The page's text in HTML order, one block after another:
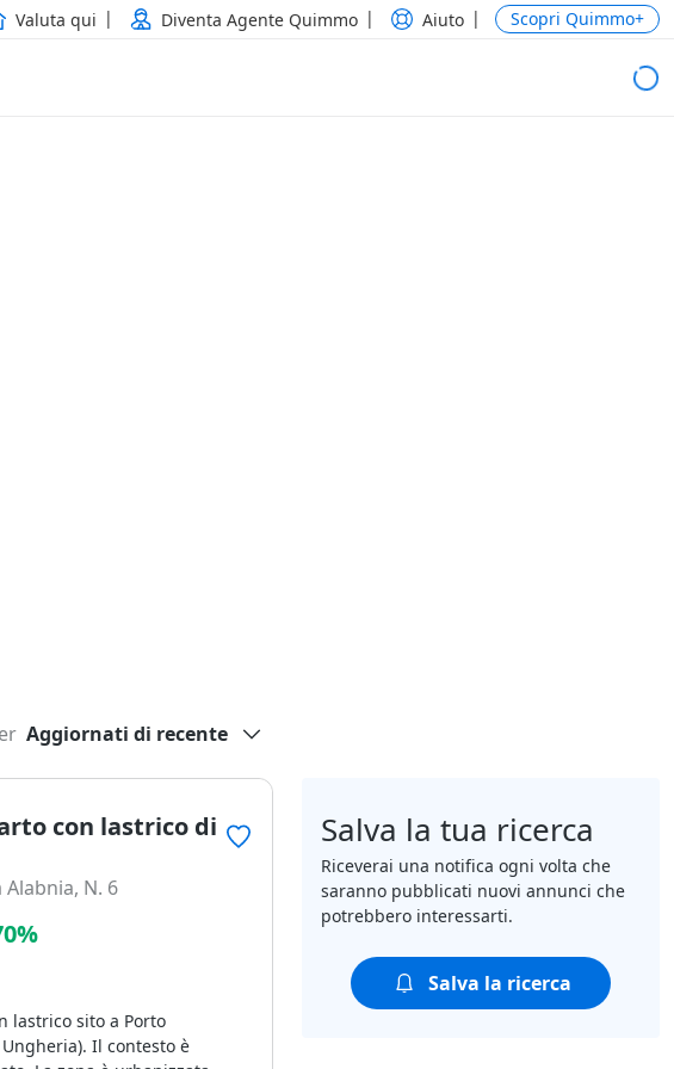
Valuta qui Diventa Agente Quimmo Aiuto Scopri Quimmo+
Aggiornati di recente
con lastrico di
N. 6
lastrico sito a Porto
Il contesto è
Salva la tua ricerca
Riceverai una notifica ogni volta che
saranno pubblicati nuovi annunci che
potrebbero interessarti.
Salva la ricerca